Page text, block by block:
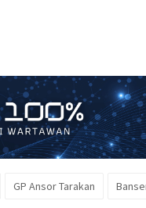
GP Ansor Tarakan